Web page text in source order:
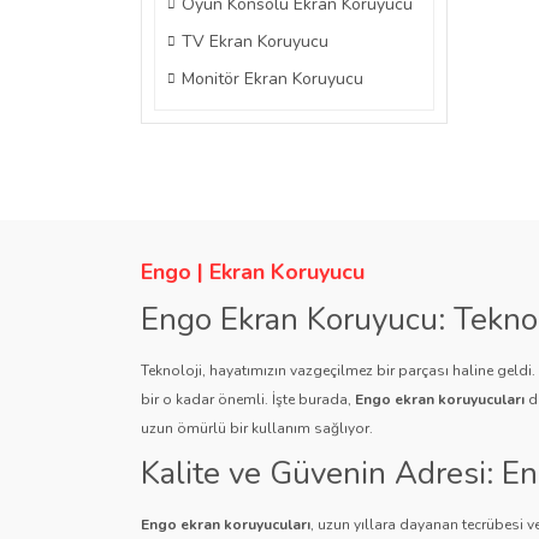
TV Ekran Koruyucu
Monitör Ekran Koruyucu
Engo | Ekran Koruyucu
Engo Ekran Koruyucu:
Teknoloji, hayatımızın vazgeçilmez bir parçası haline
bir o kadar önemli. İşte burada, Engo ekran koruyucuları
uzun ömürlü bir kullanım sağlıyor.
Kalite ve Güvenin Adresi:
Engo ekran koruyucuları, uzun yıllara dayanan tecrübesi